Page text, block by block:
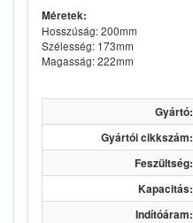
Méretek:
Hosszúság: 200mm
Szélesség: 173mm
Magasság: 222mm
Gyártó:
Gyártói cikkszám:
Feszültség:
Kapacitás:
Indítóáram: